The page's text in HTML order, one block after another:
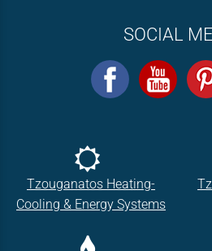
SOCIAL
Tzouganatos Heating-
Cooling & Energy Systems